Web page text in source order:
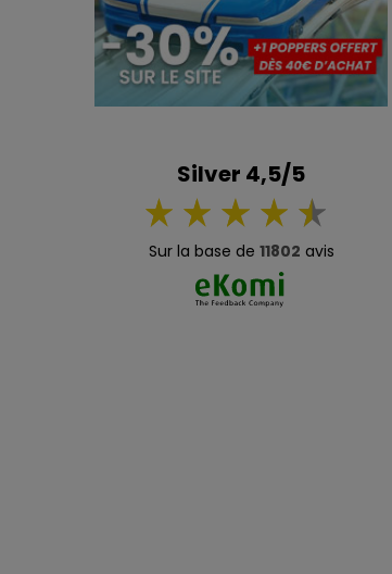
Silver 4,5/5
Sur la base de 11802 avis